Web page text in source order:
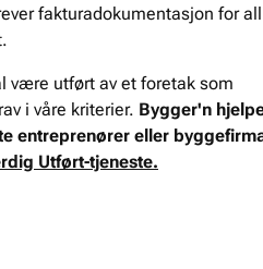
fakturadokumentasjon for all
være utført av et foretak som
i våre kriterier. Bygger'n
entreprenører eller
Utført-tjeneste.